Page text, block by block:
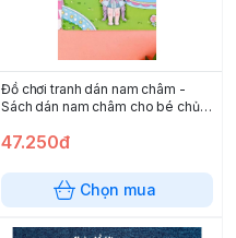
Đồ chơi tranh dán nam châm -
Sách dán nam châm cho bé chủ
capybara
47.250đ
Chọn mua